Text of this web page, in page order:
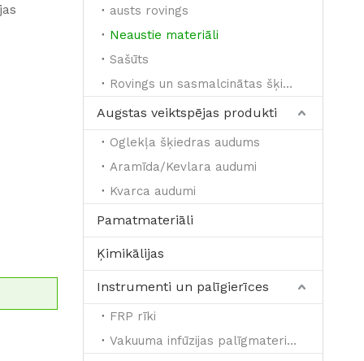
austs rovings
Neaustie materiāli
Sašūts
Rovings un sasmalcinātas šķipsnas
Augstas veiktspējas produkti
Oglekļa šķiedras audums
Aramīda/Kevlara audumi
Kvarca audumi
Pamatmateriāli
Ķimikālijas
Instrumenti un palīgierīces
FRP rīki
Vakuuma infūzijas palīgmateriāli